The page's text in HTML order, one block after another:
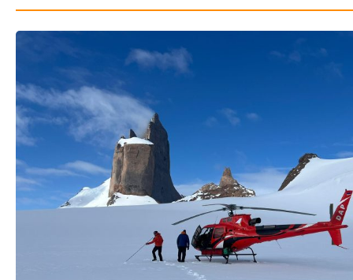
VIDEOS
GALERIA DE FOTOS
APP MÓVIL
TRANSPARENCIA